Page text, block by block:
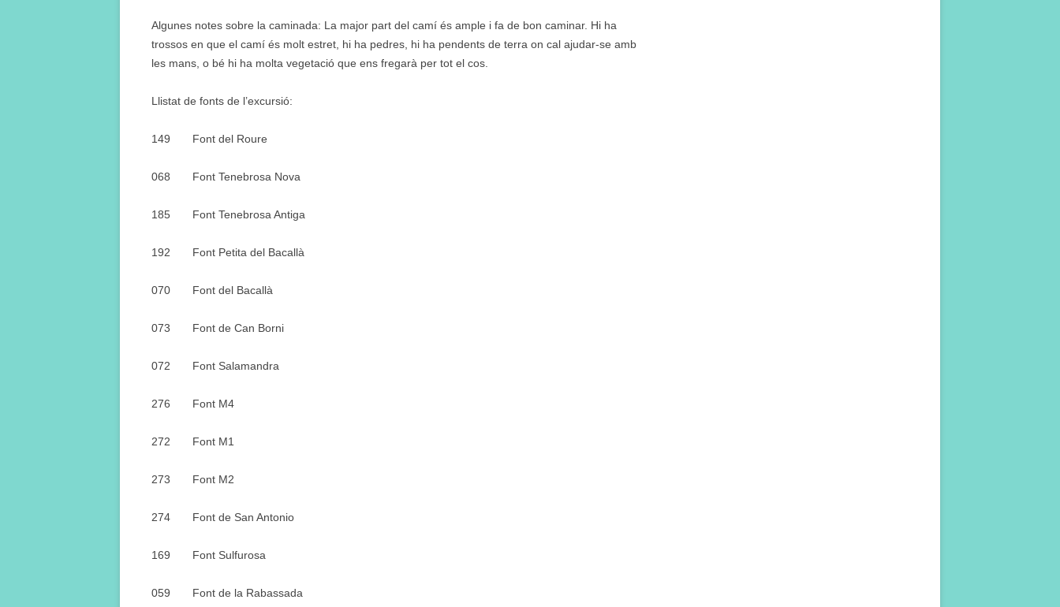
Algunes notes sobre la caminada: La major part del camí és ample i fa de bon caminar. Hi ha
trossos en que el camí és molt estret, hi ha pedres, hi ha pendents de terra on cal ajudar-se amb
les mans, o bé hi ha molta vegetació que ens fregarà per tot el cos.
Llistat de fonts de l’excursió:
149 Font del Roure
068 Font Tenebrosa Nova
185 Font Tenebrosa Antiga
192 Font Petita del Bacallà
070 Font del Bacallà
073 Font de Can Borni
072 Font Salamandra
276 Font M4
272 Font M1
273 Font M2
274 Font de San Antonio
169 Font Sulfurosa
059 Font de la Rabassada